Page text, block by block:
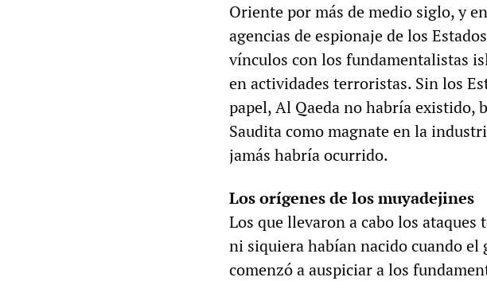
Oriente por más de medio siglo, y
agencias de espionaje de los
vínculos con los fundamentalistas
en actividades terroristas. Sin los
papel, Al Qaeda no habría existido,
Saudita como magnate en la
jamás habría ocurrido.
Los orígenes de los muyadejines
Los que llevaron a cabo los
ni siquiera habían nacido cuando
comenzó a auspiciar a los